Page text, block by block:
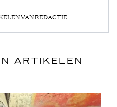
VAN REDACTIE
ARTIKELEN